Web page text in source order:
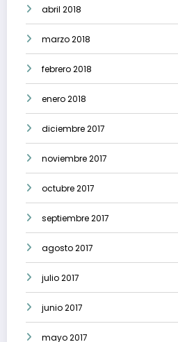
abril 2018
marzo 2018
febrero 2018
enero 2018
diciembre 2017
noviembre 2017
octubre 2017
septiembre 2017
agosto 2017
julio 2017
junio 2017
mayo 2017